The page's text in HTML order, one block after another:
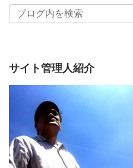
サイト管理人紹介